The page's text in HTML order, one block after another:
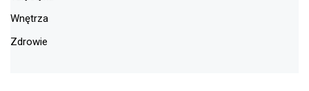
Wnętrza
Zdrowie